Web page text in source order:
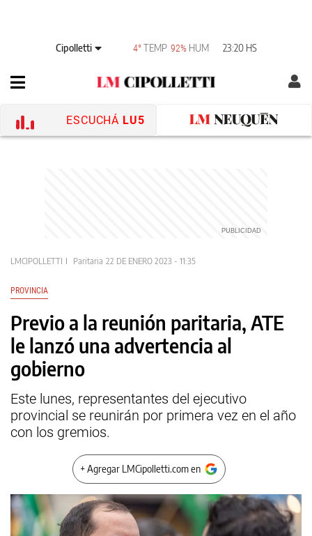
Cipolletti 4° TEMP 92% HUM 23:20 HS
ESCUCHÁ LU5
LMCIPOLLETTI Paritaria 22 DE ENERO 2023 - 11:35
PROVINCIA
Previo a la reunión paritaria, ATE
le lanzó una advertencia al
gobierno
Este lunes, representantes del ejecutivo
provincial se reunirán por primera vez en el año
con los gremios.
+ Agregar LMCipolletti.com en